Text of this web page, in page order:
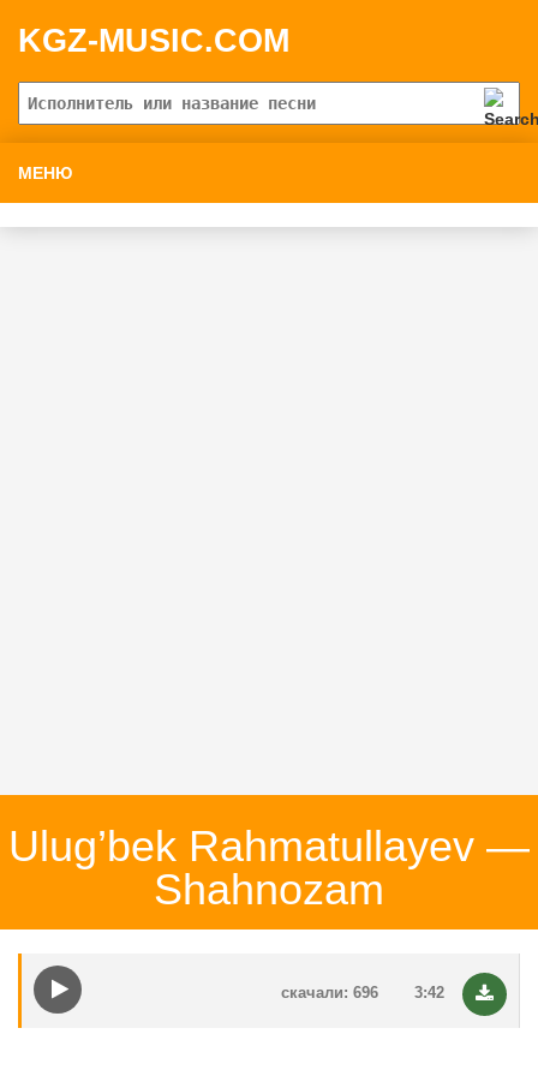
KGZ-MUSIC.COM
МЕНЮ
Ulug’bek Rahmatullayev —
Shahnozam
3:42
скачали: 696